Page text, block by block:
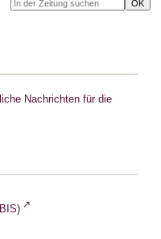
Nachrichten für die